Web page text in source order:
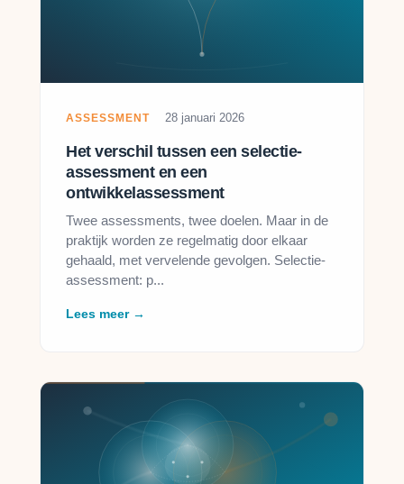
ASSESSMENT 28 januari 2026
Het verschil tussen een selectie-
assessment en een
ontwikkelassessment
Twee assessments, twee doelen. Maar in de
praktijk worden ze regelmatig door elkaar
gehaald, met vervelende gevolgen. Selectie-
assessment: p...
Lees meer →